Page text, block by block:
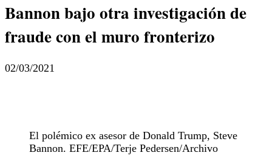
Bannon bajo otra investigación de
fraude con el muro fronterizo
02/03/2021
El polémico ex asesor de Donald Trump, Steve
Bannon. EFE/EPA/Terje Pedersen/Archivo